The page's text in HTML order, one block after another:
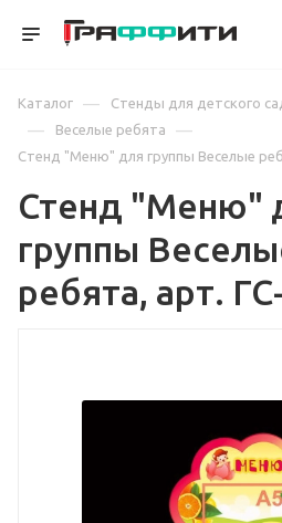
Каталог — Стенды для детского
— Веселые ребята —
Стенд "Меню" для группы Веселые
Стенд "Меню"
группы
ребята, арт.